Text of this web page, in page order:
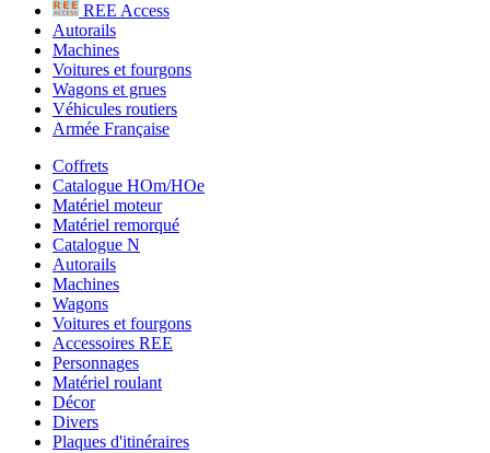
REE Access
Autorails
Machines
Voitures et fourgons
Wagons et grues
Véhicules routiers
Armée Française
Coffrets
Catalogue HOm/HOe
Matériel moteur
Matériel remorqué
Catalogue N
Autorails
Machines
Wagons
Voitures et fourgons
Accessoires REE
Personnages
Matériel roulant
Décor
Divers
Plaques d'itinéraires